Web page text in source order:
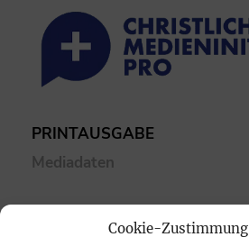
Cookie-Zustimmung
PRINTAUSGABE
Mediadaten